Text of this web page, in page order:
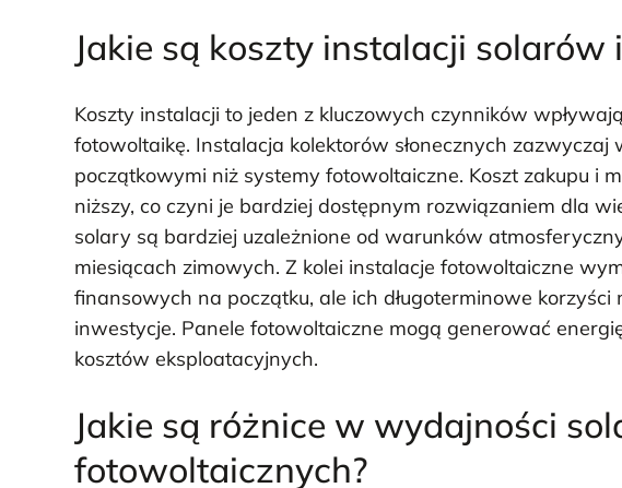
Jakie są koszty instalacji
Koszty instalacji to jeden z kluczowych czynników
fotowoltaikę. Instalacja kolektorów słonecznych zazwyczaj
początkowymi niż systemy fotowoltaiczne. Koszt zakupu i
niższy, co czyni je bardziej dostępnym rozwiązaniem dla
solary są bardziej uzależnione od warunków
miesiącach zimowych. Z kolei instalacje fotowoltaiczne
finansowych na początku, ale ich długoterminowe
inwestycje. Panele fotowoltaiczne mogą generować
kosztów eksploatacyjnych.
Jakie są różnice w wydajności
fotowoltaicznych?